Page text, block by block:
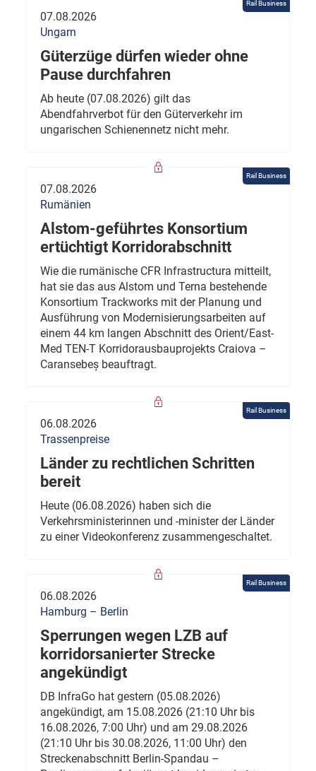
Rail Business
07.08.2026
Ungarn
Güterzüge dürfen wieder ohne
Pause durchfahren
Ab heute (07.08.2026) gilt das
Abendfahrverbot für den Güterverkehr im
ungarischen Schienennetz nicht mehr.
Rail Business
07.08.2026
Rumänien
Alstom-geführtes Konsortium
ertüchtigt Korridorabschnitt
Wie die rumänische CFR Infrastructura mitteilt,
hat sie das aus Alstom und Terna bestehende
Konsortium Trackworks mit der Planung und
Ausführung von Modernisierungsarbeiten auf
einem 44 km langen Abschnitt des Orient/East-
Med TEN-T Korridorausbauprojekts Craiova –
Caransebeș beauftragt.
Rail Business
06.08.2026
Trassenpreise
Länder zu rechtlichen Schritten
bereit
Heute (06.08.2026) haben sich die
Verkehrsministerinnen und -minister der Länder
zu einer Videokonferenz zusammengeschaltet.
Rail Business
06.08.2026
Hamburg – Berlin
Sperrungen wegen LZB auf
korridorsanierter Strecke
angekündigt
DB InfraGo hat gestern (05.08.2026)
angekündigt, am 15.08.2026 (21:10 Uhr bis
16.08.2026, 7:00 Uhr) und am 29.08.2026
(21:10 Uhr bis 30.08.2026, 11:00 Uhr) den
Streckenabschnitt Berlin-Spandau –